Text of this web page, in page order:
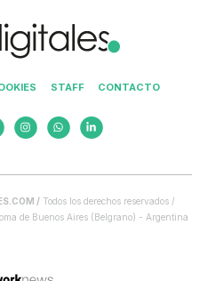
STAFF CONTACTO
/ Todos los derechos reservados /
de Buenos Aires (Belgrano) - Argentina